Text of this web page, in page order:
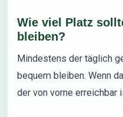
Wie viel Platz
bleiben?
Mindestens der täglich
bequem bleiben. Wenn
der von vorne erreichbar